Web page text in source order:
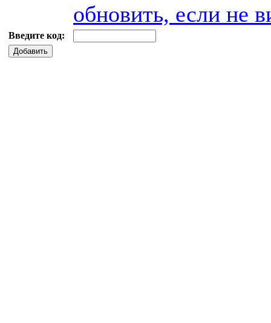
обновить, если не
Введите код:
Добавить